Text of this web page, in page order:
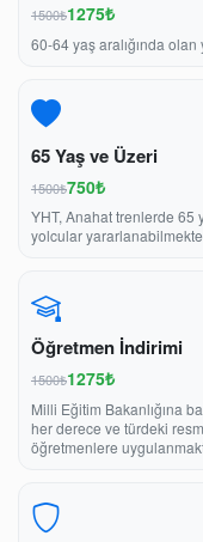
1500₺1275₺
60-64 yaş aralığında
65 Yaş ve Üzeri
1500₺750₺
YHT, Anahat trenlerde 65
yolcular
Öğretmen İndirimi
1500₺1275₺
Milli Eğitim Bakanlığına
her derece ve türdeki
öğretmenlere